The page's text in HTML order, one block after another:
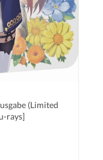
(Limited
rays]